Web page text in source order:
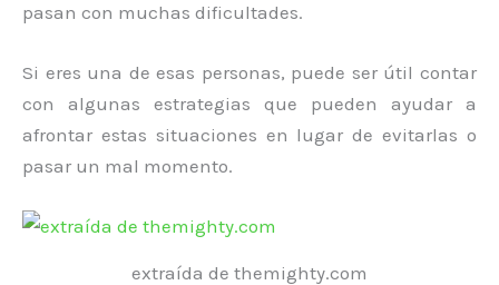
pasan con muchas dificultades.
Si eres una de esas personas, puede ser útil contar
con algunas estrategias que pueden ayudar a
afrontar estas situaciones en lugar de evitarlas o
pasar un mal momento.
extraída de themighty.com